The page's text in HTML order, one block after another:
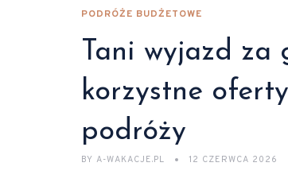
PODRÓŻE BUDŻETOWE
Tani wyjazd za
korzystne
podróży
BY A-WAKACJE.PL 12 CZERWCA 2026